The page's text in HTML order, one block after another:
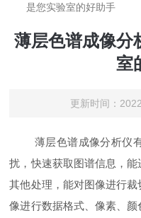
是您实验室的好助手
薄层色谱成像分
室
更新时间：
薄层色谱成像分析仪有
扰，快速获取图谱信息，
其他处理，能对图像进行
像进行数据格式、像素、